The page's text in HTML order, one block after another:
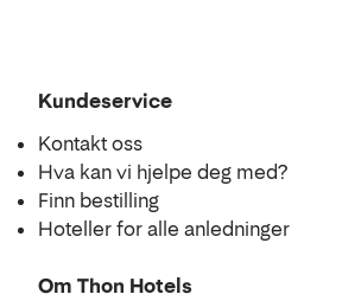
Se
kart
Kundeservice
Kontakt oss
Hva kan vi hjelpe deg med?
Finn bestilling
Hoteller for alle anledninger
Om Thon Hotels